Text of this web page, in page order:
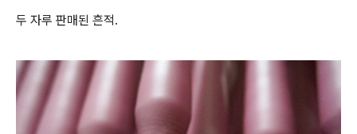
두 자루 판매된 흔적.